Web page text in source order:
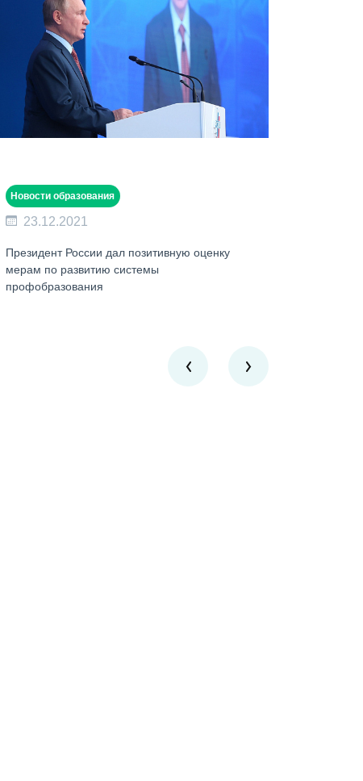
Новости образования
23.12.2021
Президент России дал позитивную оценку
мерам по развитию системы
профобразования